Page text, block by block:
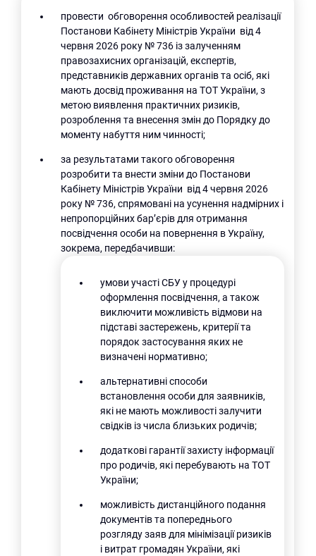
провести обговорення особливостей реалізації
Постанови Кабінету Міністрів України від 4
червня 2026 року № 736 із залученням
правозахисних організацій, експертів,
представників державних органів та осіб, які
мають досвід проживання на ТОТ України, з
метою виявлення практичних ризиків,
розроблення та внесення змін до Порядку до
моменту набуття ним чинності;
за результатами такого обговорення
розробити та внести зміни до Постанови
Кабінету Міністрів України від 4 червня 2026
року № 736, спрямовані на усунення надмірних і
непропорційних бар’єрів для отримання
посвідчення особи на повернення в Україну,
зокрема, передбачивши:
умови участі СБУ у процедурі
оформлення посвідчення, а також
виключити можливість відмови на
підставі застережень, критерії та
порядок застосування яких не
визначені нормативно;
альтернативні способи
встановлення особи для заявників,
які не мають можливості залучити
свідків із числа близьких родичів;
додаткові гарантії захисту інформації
про родичів, які перебувають на ТОТ
України;
можливість дистанційного подання
документів та попереднього
розгляду заяв для мінімізації ризиків
і витрат громадян України, які